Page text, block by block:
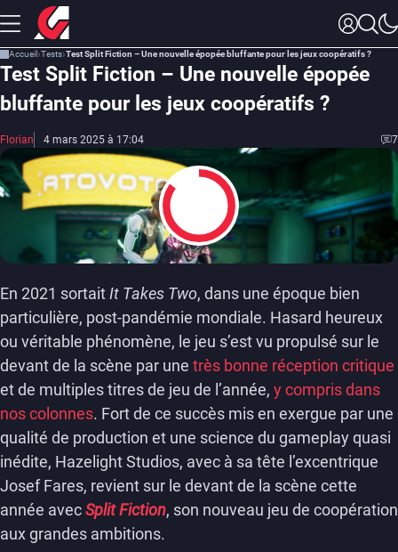
Accueil Tests Test Split Fiction – Une nouvelle épopée bluffante pour les jeux coopératifs ?
Test Split Fiction – Une nouvelle épopée
bluffante pour les jeux coopératifs ?
Florian 4 mars 2025 à 17:04 7
8.5
En 2021 sortait It Takes Two, dans une époque bien
particulière, post-pandémie mondiale. Hasard heureux
ou véritable phénomène, le jeu s’est vu propulsé sur le
devant de la scène par une très bonne réception critique
et de multiples titres de jeu de l’année, y compris dans
nos colonnes. Fort de ce succès mis en exergue par une
qualité de production et une science du gameplay quasi
inédite, Hazelight Studios, avec à sa tête l’excentrique
Josef Fares, revient sur le devant de la scène cette
année avecSplit Fiction, son nouveau jeu de coopération
aux grandes ambitions.